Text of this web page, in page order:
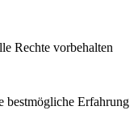
Rechte vorbehalten
bestmögliche Erfahrung